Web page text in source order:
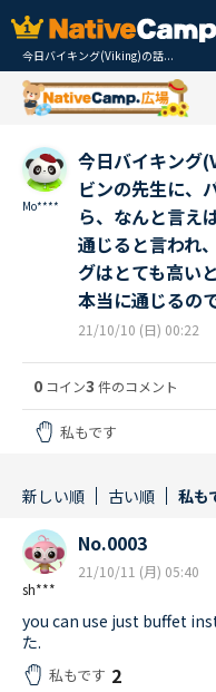
今日バイキング(Viking)の話...
Mo****
今日バイキング
ビンの先生に、
ら、なんと言え
通じると言われ
グはとても高い
本当に通じるの
21/10/10 (日) 00:22
0 コイン3 件のコメント
私もです
新しい順 古い順 私も
sh***
No.0003
21/10/11 (月) 05:40
you can use just buffet
た.
私もです 2